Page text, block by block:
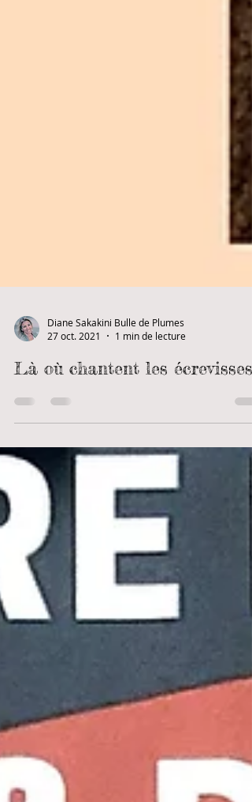
Diane Sakakini Bulle de Plumes
27 oct. 2021
1 min de lecture
Là où chantent les écrevisses